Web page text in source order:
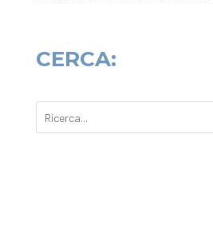
CERCA: